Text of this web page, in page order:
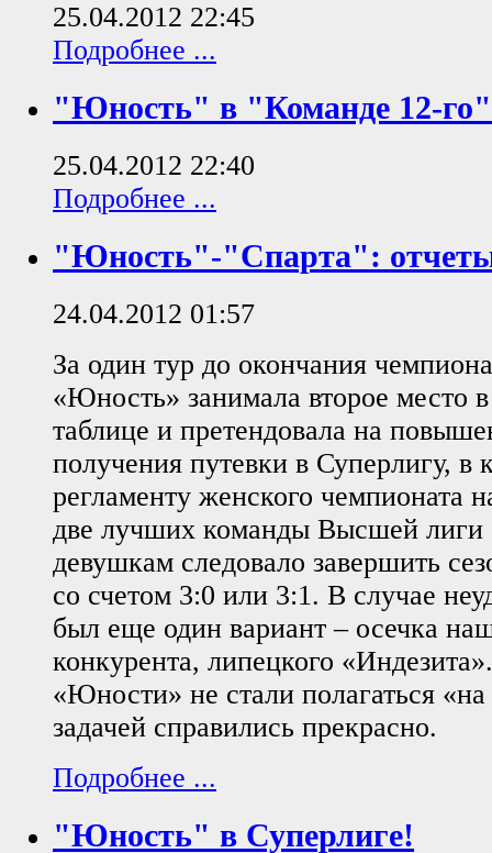
25.04.2012 22:45
Подробнее ...
"Юность" в "Команде 12-го"
25.04.2012 22:40
Подробнее ...
"Юность"-"Спарта":
24.04.2012 01:57
За один тур до окончания
«Юность» занимала второе место
таблице и претендовала на
получения путевки в Суперлигу, в
регламенту женского чемпионата
две лучших команды Высшей лиги
девушкам следовало завершить
со счетом 3:0 или 3:1. В случае
был еще один вариант – осечка
конкурента, липецкого
«Юности» не стали полагаться
задачей справились прекрасно.
Подробнее ...
"Юность" в Суперлиге!